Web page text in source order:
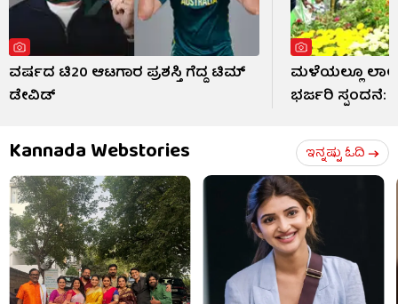
ವರ್ಷದ ಟಿ20 ಆಟಗಾರ ಪ್ರಶಸ್ತಿ ಗೆದ್ದ ಟಿಮ್
ಡೇವಿಡ್
ಮಳೆಯಲ್ಲೂ
ಭರ್ಜರಿ
Kannada Webstories ಇನ್ನಷ್ಟು ಓದಿ